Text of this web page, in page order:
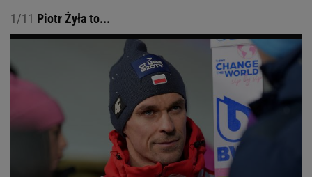
1/11 Piotr Żyła to...